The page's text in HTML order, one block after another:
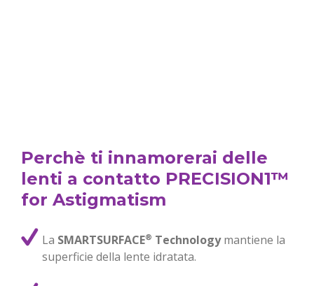
Perchè ti innamorerai delle
lenti a contatto PRECISION1™
for Astigmatism
La SMARTSURFACE® Technology mantiene la
superficie della lente idratata.